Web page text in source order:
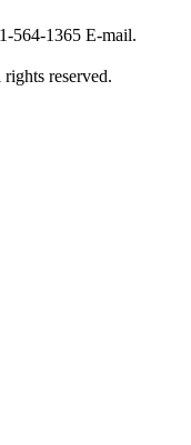
564-1365 E-mail.
reserved.